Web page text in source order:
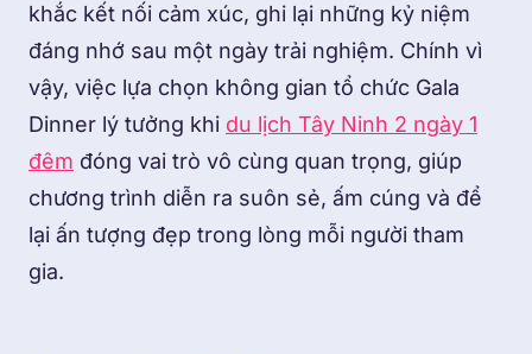
khắc kết nối cảm xúc, ghi lại những kỷ niệm
đáng nhớ sau một ngày trải nghiệm. Chính vì
vậy, việc lựa chọn không gian tổ chức Gala
Dinner lý tưởng khi du lịch Tây Ninh 2 ngày 1
đêm đóng vai trò vô cùng quan trọng, giúp
chương trình diễn ra suôn sẻ, ấm cúng và để
lại ấn tượng đẹp trong lòng mỗi người tham
gia.